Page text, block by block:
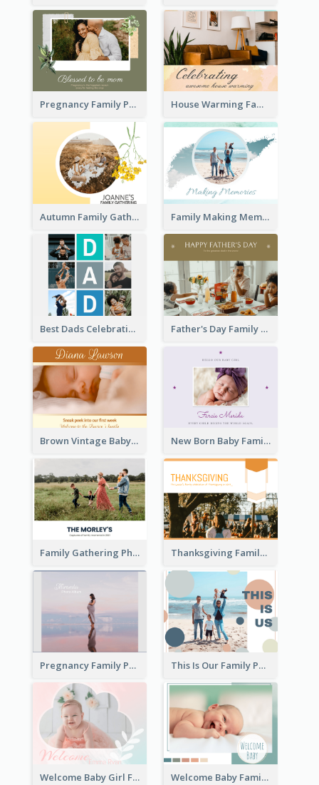
Pregnancy Family Photo Book House Warming Family Photo Book
Autumn Family Gathering Photo Book Family Making Memories Photo Book
Best Dads Celebration Photo Book Father's Day Family Photo Book
Brown Vintage Baby Family Photo Book New Born Baby Family Photo Book
Family Gathering Photo Book Thanksgiving Family Gathering Photo Book
Pregnancy Family Photo Book This Is Our Family Photo Book
Welcome Baby Girl Family Photo Book Welcome Baby Family Photo Book